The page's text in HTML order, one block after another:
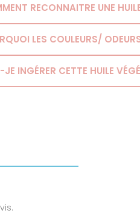
RECONNAITRE UNE
LES COULEURS/
JE INGÉRER CETTE HUILE